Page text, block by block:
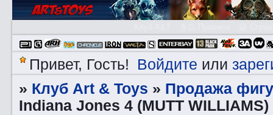
Привет, Гость! Войдите или
» Клуб Art & Toys » Продажа
Indiana Jones 4 (MUTT WILLIAMS)